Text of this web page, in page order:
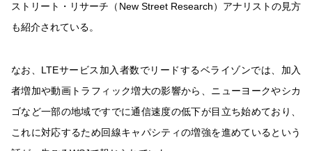
ストリート・リサーチ（New Street Research）アナリストの見方
も紹介されている。
なお、LTEサービス加入者数でリードするベライゾンでは、加入
者増加や動画トラフィック増大の影響から、ニューヨークやシカ
ゴなど一部の地域ですでに通信速度の低下が目立ち始めており、
これに対応するため回線キャパシティの増強を進めているという